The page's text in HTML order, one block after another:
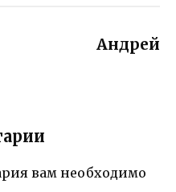
Андрей
вам необходимо